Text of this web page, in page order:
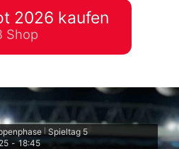
– kostenlos
ausfüllen
2026 kaufen
Shop
Spieltag 5
- 18:45